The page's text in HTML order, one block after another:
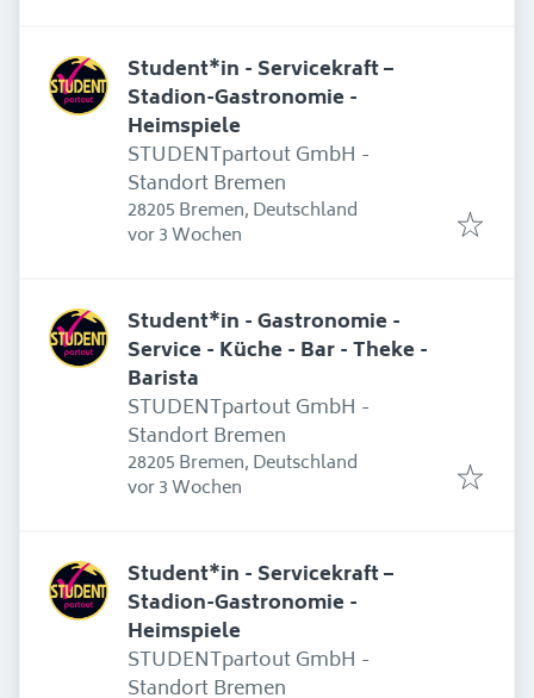
Student*in - Servicekraft –
Stadion-Gastronomie -
Heimspiele
STUDENTpartout GmbH -
Standort Bremen
28205 Bremen, Deutschland
Erschienen:
vor 3 Wochen
Student*in - Gastronomie -
Service - Küche - Bar - Theke -
Barista
STUDENTpartout GmbH -
Standort Bremen
28205 Bremen, Deutschland
Erschienen:
vor 3 Wochen
Student*in - Servicekraft –
Stadion-Gastronomie -
Heimspiele
STUDENTpartout GmbH -
Standort Bremen